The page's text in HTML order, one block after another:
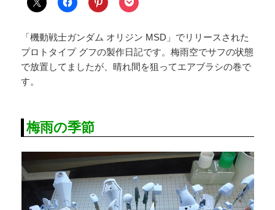
「機動戦士ガンダム オリジン MSD」でリリースされた
プロトタイプ グフの製作日記です。梅雨空でサフの状態
で放置してましたが、晴れ間を狙ってエアブラシの巻で
す。
梅雨の季節